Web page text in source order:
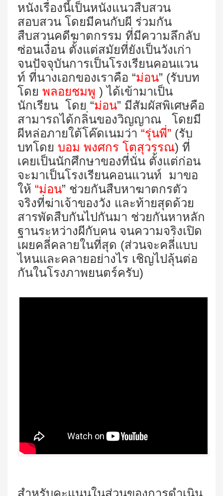
หนังเรื่องนี้เป็นหนังแนวสืบสวน
สอบสวน โดยมีคนกับผี ร่วมกัน
สืบสวนคดีฆาตกรรม ที่มีความลึกลับ
ซ่อนเงื่อน ตั้งแต่สมัยที่ยังเป็นวังเก่า
จนปัจจุบันการเป็นโรงเรียนคอนแวน
ท์ ที่นางเอกของเราคือ “ม่อน” (รับบท
โดย พลอยชมพู ) ได้เข้ามาเป็น
นักเรียน โดย “ม่อน” มีสัมผัสพิเศษคือ
สามารถได้กลิ่นของวิญญาณ โดยมี
ผีหล่อภายใต้โค๊ดเนมว่า “รุ่นพี่” (รับ
บทโดย บอม พงศกร โตสุวรรณ) ที่
เคยเป็นนักศึกษาของที่นั่น ตั้งแต่ก่อน
จะมาเป็นโรงเรียนคอนแวนท์ มาขอ
ให้ “ม่อน” ช่วยกันสืบหาฆาตกรตัว
จริงที่ฆ่าเจ้าของวัง และท้ายสุดด้วย
สารพัดสืบกันไปกันมา ช่วยกันหาหลัก
ฐานระหว่างผีกับคน จนความจริงเปิด
เผยคลี่คลายในที่สุด (ส่วนจะคลี่แบบ
ไหนและคลายอย่างไร เชิญไปลุ้นต่อ
กันในโรงภาพยนตร์ครับ)
สำหรับคะแนนในส่วนของการดำเนิน